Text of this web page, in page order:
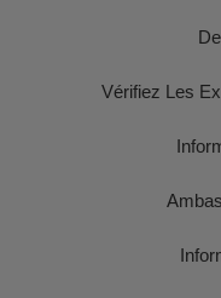
Vérifiez Les